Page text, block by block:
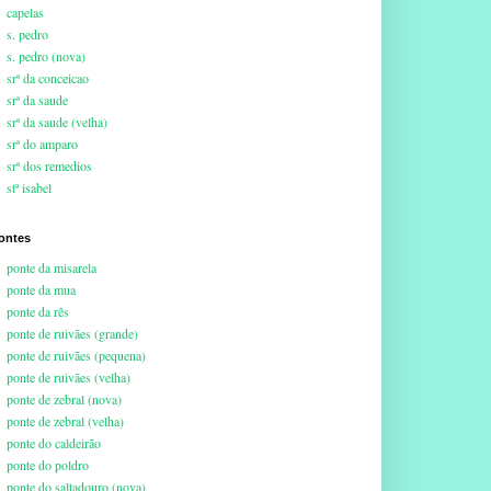
capelas
s. pedro
s. pedro (nova)
srª da conceicao
srª da saude
srª da saude (velha)
srª do amparo
srª dos remedios
stª isabel
ponte da misarela
ponte da mua
ponte da rês
ponte de ruivães (grande)
ponte de ruivães (pequena)
ponte de ruivães (velha)
ponte de zebral (nova)
ponte de zebral (velha)
ponte do caldeirão
ponte do poldro
ponte do saltadouro (nova)